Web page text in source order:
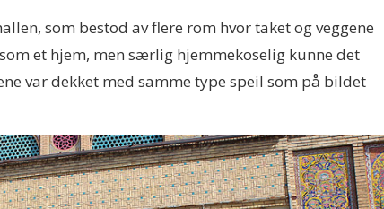
som bestod av flere rom hvor taket og veggene
et hjem, men særlig hjemmekoselig kunne det
var dekket med samme type speil som på bildet